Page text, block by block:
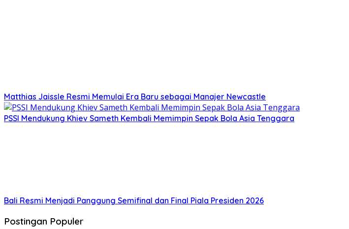
Matthias Jaissle Resmi Memulai Era Baru sebagai Manajer Newcastle
PSSI Mendukung Khiev Sameth Kembali Memimpin Sepak Bola Asia Tenggara
Bali Resmi Menjadi Panggung Semifinal dan Final Piala Presiden 2026
Postingan Populer